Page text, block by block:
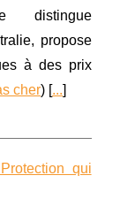
distingue
propose
à des prix
cher) [...]
qui